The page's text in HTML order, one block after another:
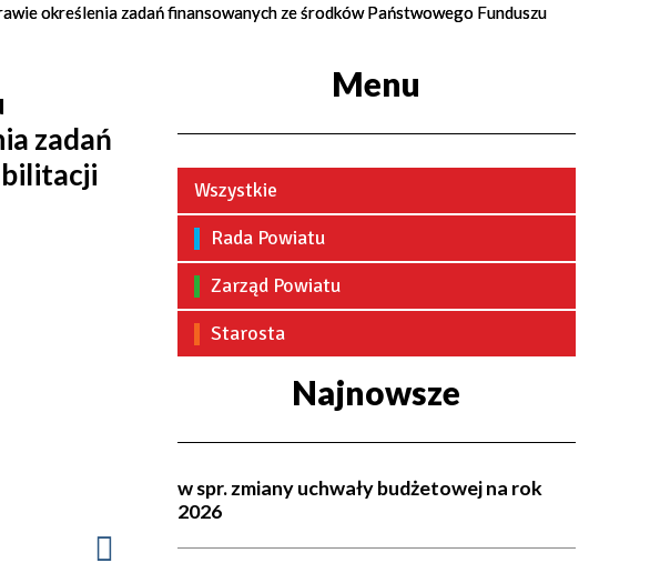
określenia zadań finansowanych ze środków Państwowego Funduszu
zadań
Menu
Wszystkie
Rada Powiatu
Zarząd Powiatu
Starosta
Najnowsze
w spr. zmiany uchwały budżetowej na rok
2026